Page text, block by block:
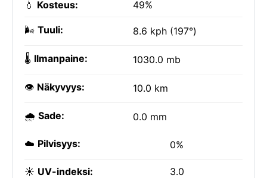
💧 Kosteus: 49%
🌬️ Tuuli: 8.6 kph (197°)
🌡️ Ilmanpaine: 1030.0 mb
👁️ Näkyvyys: 10.0 km
🌧️ Sade: 0.0 mm
☁️ Pilvisyys: 0%
☀️ UV-indeksi: 3.0